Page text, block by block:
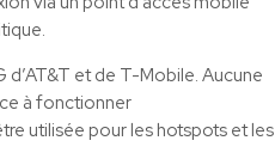
d’AT&T et de T-Mobile. Aucune
à fonctionner
utilisée pour les hotspots et les